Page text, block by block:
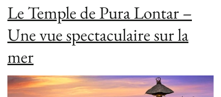
Le Temple de Pura Lontar –
Une vue spectaculaire sur la
mer